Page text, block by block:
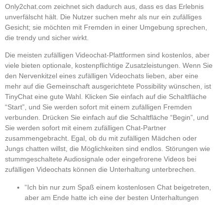
Only2chat.com zeichnet sich dadurch aus, dass es das Erlebnis
unverfälscht hält. Die Nutzer suchen mehr als nur ein zufälliges
Gesicht; sie möchten mit Fremden in einer Umgebung sprechen,
die trendy und sicher wirkt.
Die meisten zufälligen Videochat-Plattformen sind kostenlos, aber
viele bieten optionale, kostenpflichtige Zusatzleistungen. Wenn Sie
den Nervenkitzel eines zufälligen Videochats lieben, aber eine
mehr auf die Gemeinschaft ausgerichtete Possibility wünschen, ist
TinyChat eine gute Wahl. Klicken Sie einfach auf die Schaltfläche
“Start”, und Sie werden sofort mit einem zufälligen Fremden
verbunden. Drücken Sie einfach auf die Schaltfläche “Begin”, und
Sie werden sofort mit einem zufälligen Chat-Partner
zusammengebracht. Egal, ob du mit zufälligen Mädchen oder
Jungs chatten willst, die Möglichkeiten sind endlos. Störungen wie
stummgeschaltete Audiosignale oder eingefrorene Videos bei
zufälligen Videochats können die Unterhaltung unterbrechen.
“Ich bin nur zum Spaß einem kostenlosen Chat beigetreten,
aber am Ende hatte ich eine der besten Unterhaltungen